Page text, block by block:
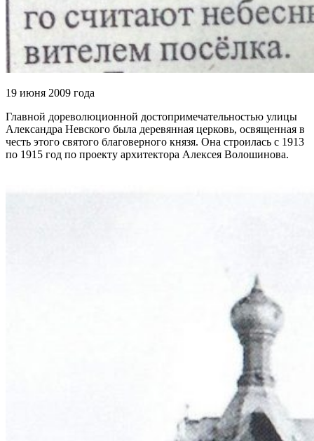
19 июня 2009 года
Главной дореволюционной достопримечательностью улицы
Александра Невского была деревянная церковь, освященная в
честь этого святого благоверного князя. Она строилась с 1913
по 1915 год по проекту архитектора Алексея Волошинова.